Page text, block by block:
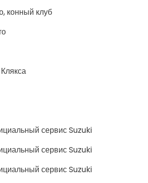
конный клуб
сервис Suzuki
сервис Suzuki
сервис Suzuki